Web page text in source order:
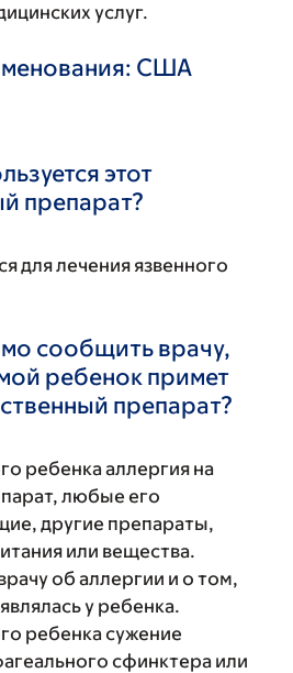
услуг.
США
этот
препарат?
для лечения язвенного
сообщить врачу,
ребенок примет
препарат?
ребенка аллергия на
любые его
другие препараты,
или вещества.
об аллергии и о том,
у ребенка.
ребенка сужение
сфинктера или